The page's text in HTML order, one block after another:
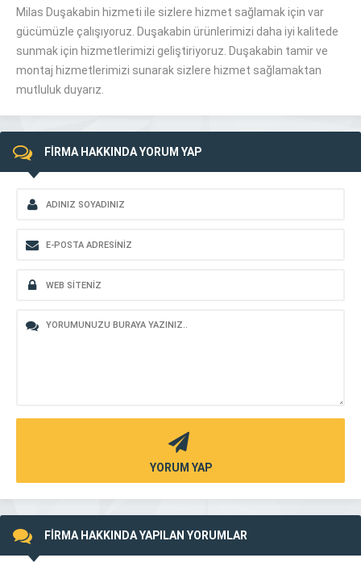
Milas Duşakabin hizmeti ile sizlere hizmet sağlamak için var
gücümüzle çalışıyoruz. Duşakabin ürünlerimizi daha iyi kalitede
sunmak için hizmetlerimizi geliştiriyoruz. Duşakabin tamir ve
montaj hizmetlerimizi sunarak sizlere hizmet sağlamaktan
mutluluk duyarız.
FİRMA HAKKINDA YORUM YAP
YORUM YAP
FİRMA HAKKINDA YAPILAN YORUMLAR